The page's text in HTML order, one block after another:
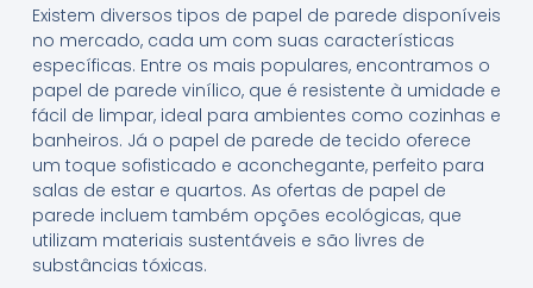
Existem diversos tipos de papel de parede disponíveis
no mercado, cada um com suas características
específicas. Entre os mais populares, encontramos o
papel de parede vinílico, que é resistente à umidade e
fácil de limpar, ideal para ambientes como cozinhas e
banheiros. Já o papel de parede de tecido oferece
um toque sofisticado e aconchegante, perfeito para
salas de estar e quartos. As ofertas de papel de
parede incluem também opções ecológicas, que
utilizam materiais sustentáveis e são livres de
substâncias tóxicas.